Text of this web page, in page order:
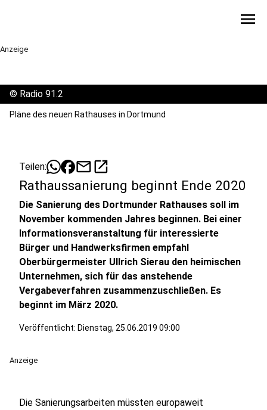
menu
Anzeige
© Radio 91.2
Pläne des neuen Rathauses in Dortmund
Teilen: mailopen_in_new
Rathaussanierung beginnt Ende 2020
Die Sanierung des Dortmunder Rathauses soll im
November kommenden Jahres beginnen. Bei einer
Informationsveranstaltung für interessierte
Bürger und Handwerksfirmen empfahl
Oberbürgermeister Ullrich Sierau den heimischen
Unternehmen, sich für das anstehende
Vergabeverfahren zusammenzuschließen. Es
beginnt im März 2020.
Veröffentlicht: Dienstag, 25.06.2019 09:00
Anzeige
Die Sanierungsarbeiten müssten europaweit